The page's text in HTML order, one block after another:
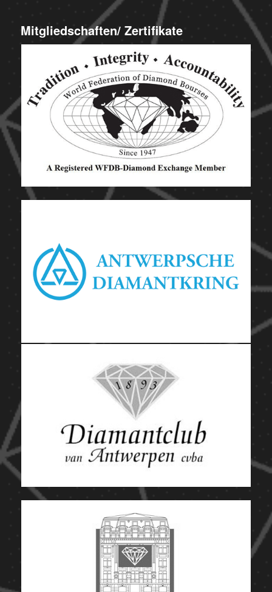
Mitgliedschaften/ Zertifikate